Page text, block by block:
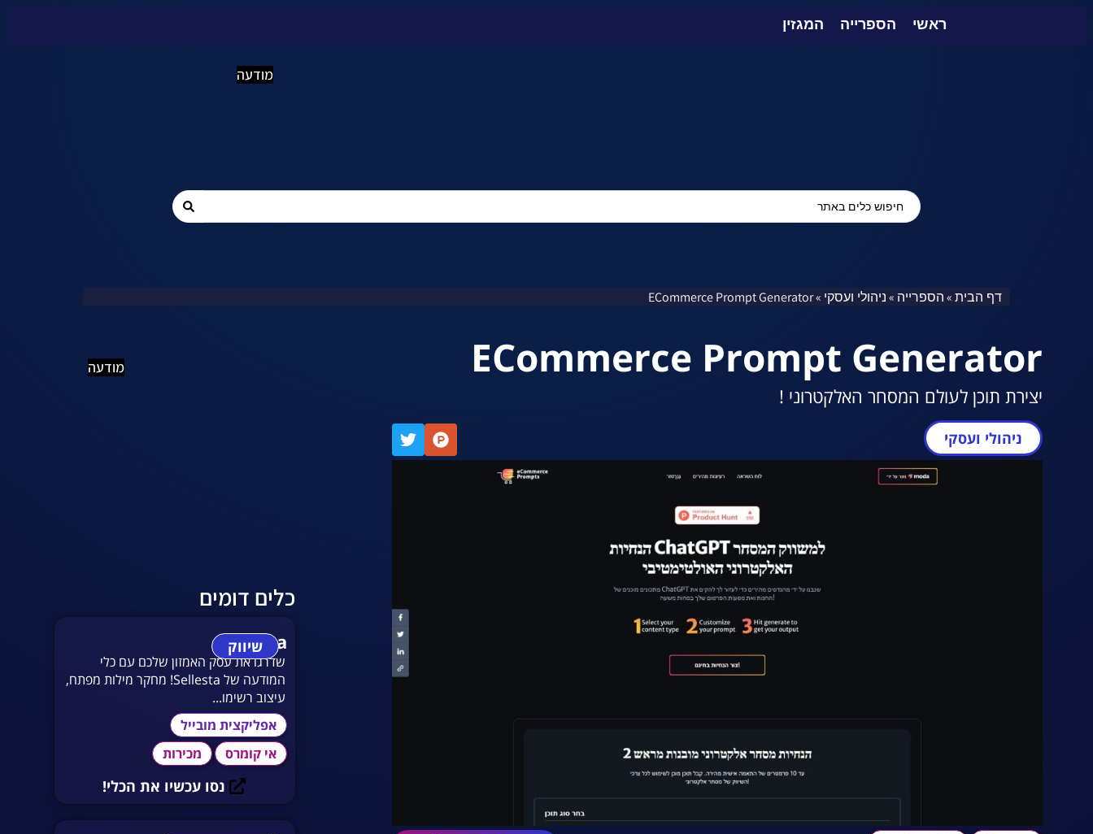
ראשי הספרייה המגזין
מודעה
דף הבית»הספרייה »ניהולי ועסקי »
ECommerce Prompt Generator
ECommerce Prompt Generator
יצירת תוכן לעולם המסחר האלקטרוני !
ניהולי ועסקי
מעבר לאתר הכלי
מודעה
כלים דומים
שיווק
Sellesta
שדרגו את עסק האמזון שלכם עם כלי
המודעה של Sellesta! מחקר מילות מפתח,
עיצוב רשימו...
אפליקצית מובייל
אי קומרס
מכירות
נסו עכשיו את הכלי!